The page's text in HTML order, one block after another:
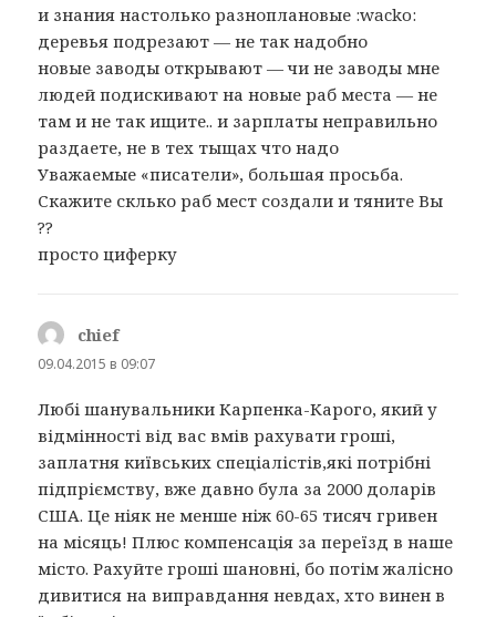
и знания настолько разноплановые :wacko:
деревья подрезают — не так надобно
новые заводы открывают — чи не заводы мне
людей подискивают на новые раб места — не
там и не так ищите.. и зарплаты неправильно
раздаете, не в тех тыщах что надо
Уважаемые «писатели», большая просьба.
Скажите склько раб мест создали и тяните Вы
??
просто циферку
chief:
09.04.2015 в 09:07
Любі шанувальники Карпенка-Карого, який у
відмінності від вас вмів рахувати гроші,
заплатня київських спеціалістів,які потрібні
підпріємству, вже давно була за 2000 доларів
США. Це ніяк не менше ніж 60-65 тисяч гривен
на місяць! Плюс компенсація за переїзд в наше
місто. Рахуйте гроші шановні, бо потім жалісно
дивитися на виправдання невдах, хто винен в